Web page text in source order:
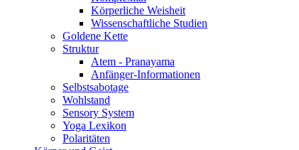
Körperliche Weisheit
Wissenschaftliche Studien
Goldene Kette
Struktur
Atem - Pranayama
Anfänger-Informationen
Selbstsabotage
Wohlstand
Sensory System
Yoga Lexikon
Polaritäten